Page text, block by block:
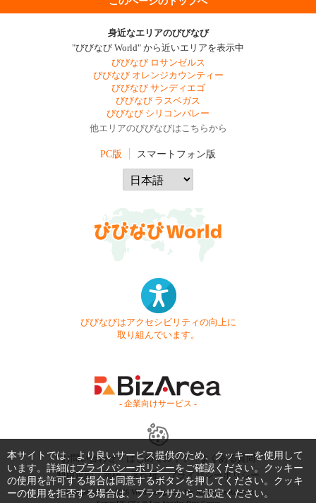
身近なエリアのびびなび
"びびなび World" から近いエリアを表示中
びびなび ロサンゼルス
びびなび オレンジカウンティー
びびなび サンディエゴ
びびなび ラスベガス
びびなび シリコンバレー
他エリアのびびなびはこちらから
PC版 スマートフォン版
びびなびはアクセシビリティの向上に
取り組んでいます。
- 企業向けサービス -
お問い合わせ はじめてガイド
よくある質問
利用規約
商標・著作権 プライバシーポリシー
Copyright © 1999-2026 Vivid Navigation, Inc. All Rights Reserved.
本サイトでは、より良いサービス提供のため、クッキーを使用して
います。詳細はプライバシーポリシーをご確認ください。クッキー
の使用を許可する場合は同意するボタンを押してください。クッキ
ーの使用を拒否する場合は、ブラウザからご設定ください。